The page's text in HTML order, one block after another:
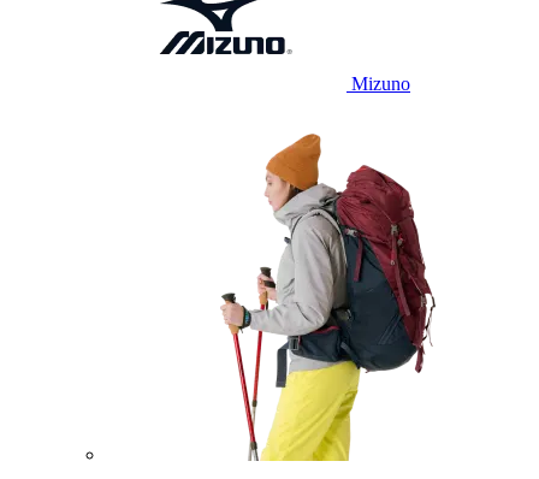
Mizuno